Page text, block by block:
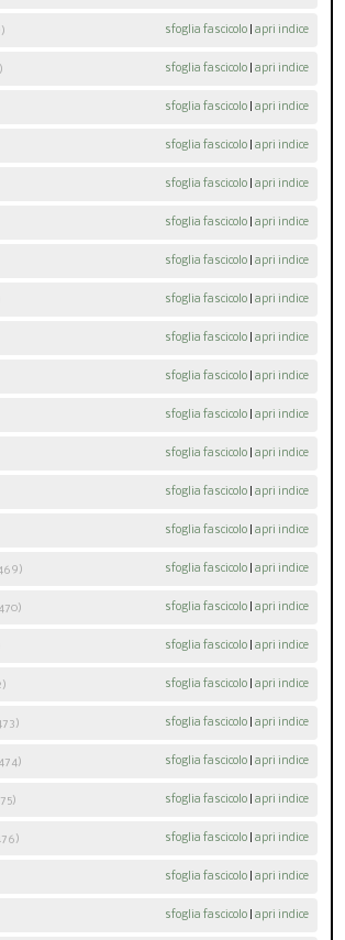
sfoglia fascicolo apri indice
sfoglia fascicolo apri indice
sfoglia fascicolo apri indice
sfoglia fascicolo apri indice
sfoglia fascicolo apri indice
sfoglia fascicolo apri indice
sfoglia fascicolo apri indice
sfoglia fascicolo apri indice
sfoglia fascicolo apri indice
sfoglia fascicolo apri indice
sfoglia fascicolo apri indice
sfoglia fascicolo apri indice
sfoglia fascicolo apri indice
sfoglia fascicolo apri indice
sfoglia fascicolo apri indice
sfoglia fascicolo apri indice
sfoglia fascicolo apri indice
sfoglia fascicolo apri indice
sfoglia fascicolo apri indice
sfoglia fascicolo apri indice
sfoglia fascicolo apri indice
sfoglia fascicolo apri indice
sfoglia fascicolo apri indice
sfoglia fascicolo apri indice
Nullo Baldini nella
cooperazione